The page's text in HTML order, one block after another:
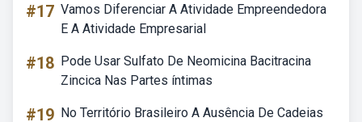
#17 Vamos Diferenciar A Atividade Empreendedora
E A Atividade Empresarial
#18 Pode Usar Sulfato De Neomicina Bacitracina
Zincica Nas Partes íntimas
#19 No Território Brasileiro A Ausência De Cadeias